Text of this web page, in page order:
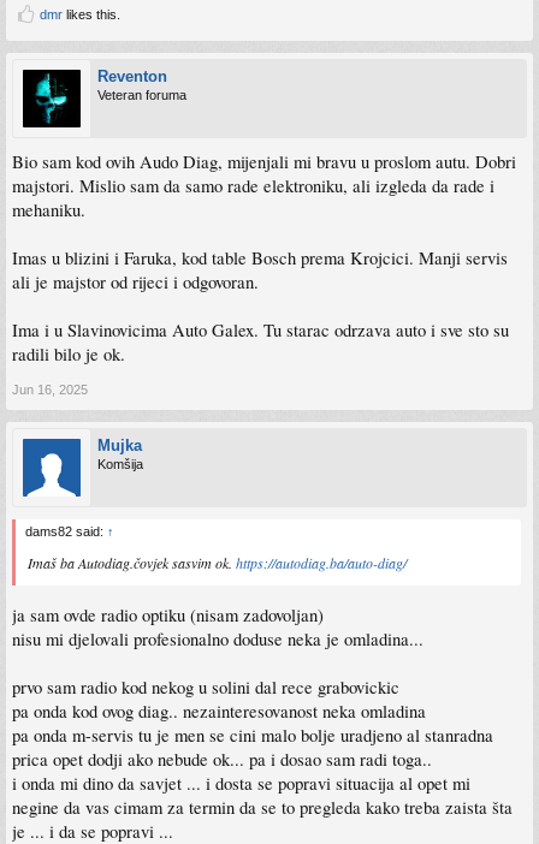
dmr likes this.
Reventon
Veteran foruma
Bio sam kod ovih Audo Diag, mijenjali mi bravu u proslom autu. Dobri
majstori. Mislio sam da samo rade elektroniku, ali izgleda da rade i
mehaniku.
Imas u blizini i Faruka, kod table Bosch prema Krojcici. Manji servis
ali je majstor od rijeci i odgovoran.
Ima i u Slavinovicima Auto Galex. Tu starac odrzava auto i sve sto su
radili bilo je ok.
Jun 16, 2025
Mujka
Komšija
dams82 said: ↑
Imaš ba Autodiag.čovjek sasvim ok. https://autodiag.ba/auto-diag/
ja sam ovde radio optiku (nisam zadovoljan)
nisu mi djelovali profesionalno doduse neka je omladina...
prvo sam radio kod nekog u solini dal rece grabovickic
pa onda kod ovog diag.. nezainteresovanost neka omladina
pa onda m-servis tu je men se cini malo bolje uradjeno al stanradna
prica opet dodji ako nebude ok... pa i dosao sam radi toga..
i onda mi dino da savjet ... i dosta se popravi situacija al opet mi
negine da vas cimam za termin da se to pregleda kako treba zaista šta
je ... i da se popravi ...